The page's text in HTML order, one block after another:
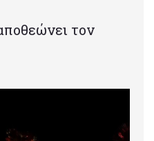
τον